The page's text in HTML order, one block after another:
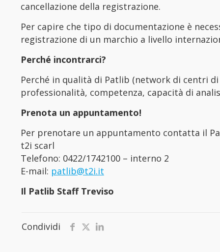
cancellazione della registrazione.
Per capire che tipo di documentazione è
registrazione di un marchio a livello
Perché incontrarci?
Perché in qualità di Patlib (network di centri
professionalità, competenza, capacità di
Prenota un appuntamento!
Per prenotare un appuntamento contatta il
t2i scarl
Telefono: 0422/1742100 – interno 2
E-mail: patlib@t2i.it
Il Patlib Staff Treviso
Condividi